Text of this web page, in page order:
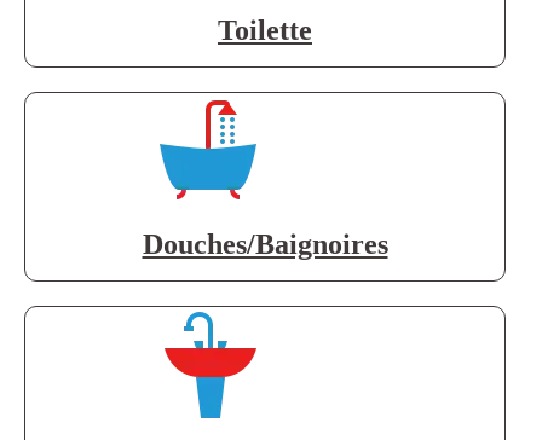
Toilette
Douches/Baignoires